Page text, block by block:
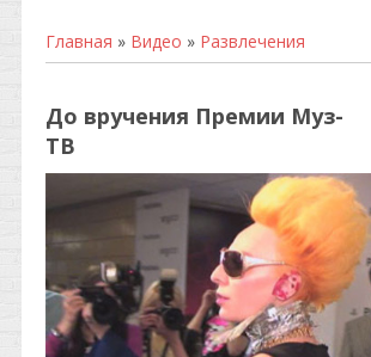
Главная » Видео » Развлечения
До вручения Премии Муз-
ТВ